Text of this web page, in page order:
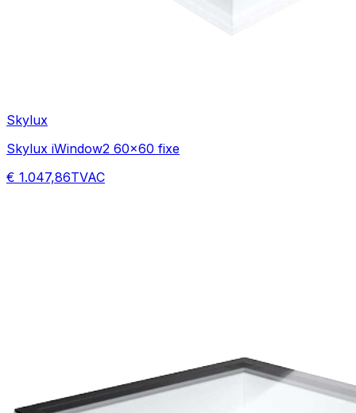
Skylux
Skylux iWindow2 60x60 fixe
€ 1.047,86TVAC